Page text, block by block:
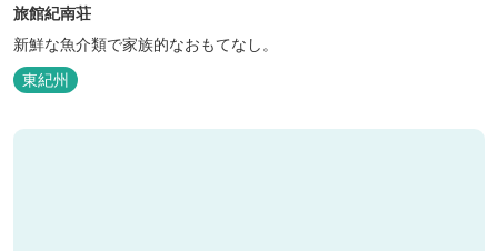
旅館紀南荘
新鮮な魚介類で家族的なおもてなし。
東紀州